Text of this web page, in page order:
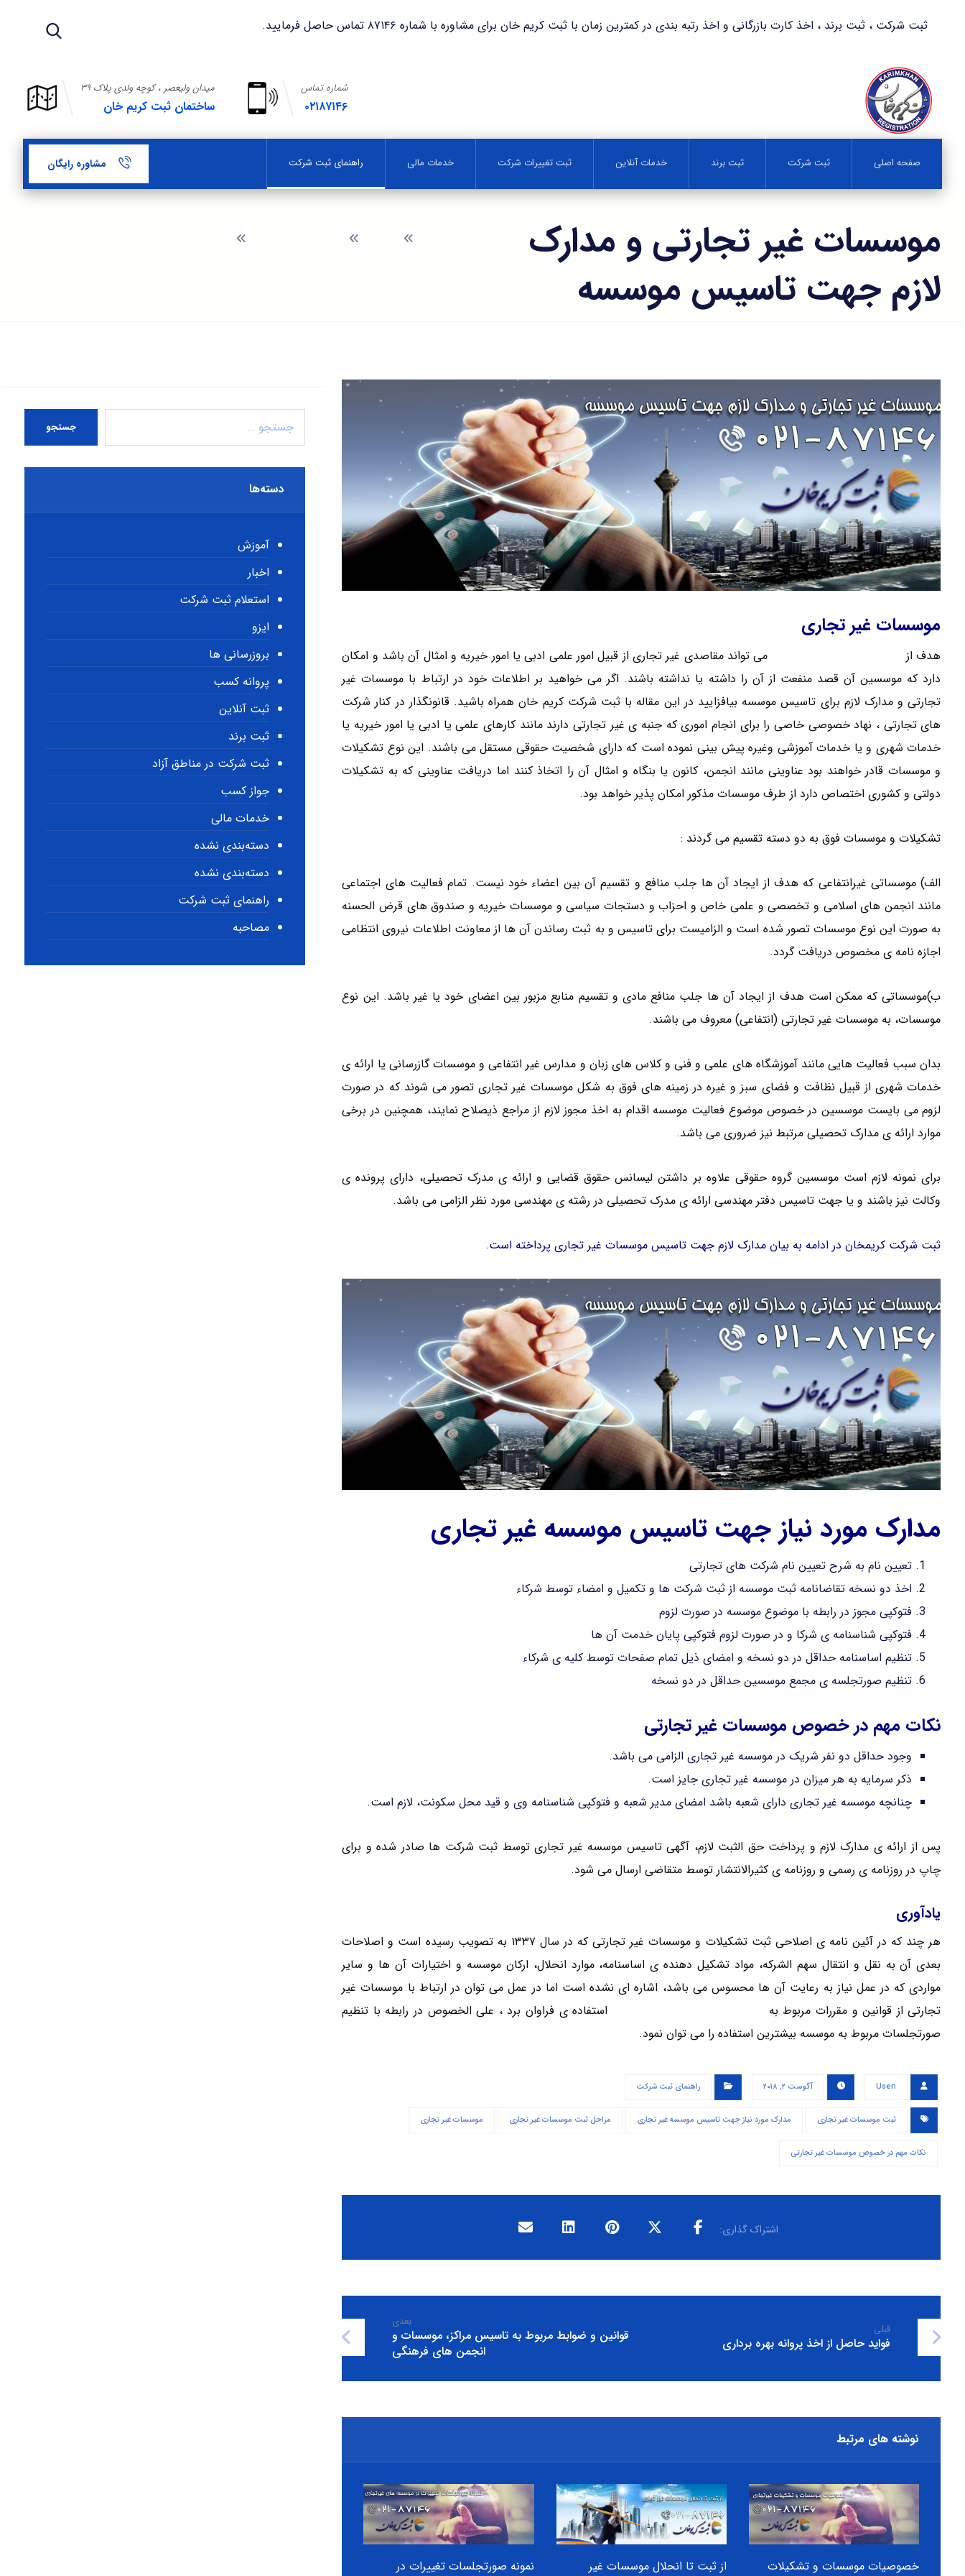
ثبت شرکت ، ثبت برند ، اخذ کارت بازرگانی و اخذ رتبه بندی در کمترین زمان با ثبت کریم خان برای مشاوره با شماره ۸۷۱۴۶ تماس حاصل فرمایید.
میدان ولیعصر ، کوچه ولدی پلاک ۳۹
ساختمان ثبت کریم خان
شماره تماس
۰۲۱۸۷۱۴۶
صفحه اصلی ثبت شرکت ثبت برند خدمات آنلاین ثبت تغییرات شرکت خدمات مالی راهنمای ثبت شرکت مشاوره رایگان
موسسات غیر تجارتی و مدارک
لازم جهت تاسیس موسسه
موسسات غیر تجاری
هدف از
می تواند مقاصدی غیر تجاری از قبیل امور علمی ادبی یا امور خیریه و امثال آن باشد و امکان
دارد که موسسین آن قصد منفعت از آن را داشته یا نداشته باشند. اگر می خواهید بر اطلاعات خود در ارتباط با موسسات غیر
تجارتی و مدارک لازم برای تاسیس موسسه بیافزایید در این مقاله با ثبت شرکت کریم خان همراه باشید. قانونگذار در کنار شرکت
های تجارتی ، نهاد خصوصی خاصی را برای انجام اموری که جنبه ی غیر تجارتی دارند مانند کارهای علمی یا ادبی یا امور خیریه یا
خدمات شهری و یا خدمات آموزشی وغیره پیش بینی نموده است که دارای شخصیت حقوقی مستقل می باشند. این نوع تشکیلات
و موسسات قادر خواهند بود عناوینی مانند انجمن، کانون یا بنگاه و امثال آن را اتخاذ کنند اما دریافت عناوینی که به تشکیلات
دولتی و کشوری اختصاص دارد از طرف موسسات مذکور امکان پذیر خواهد بود.
تشکیلات و موسسات فوق به دو دسته تقسیم می گردند :
الف) موسساتی غیرانتفاعی که هدف از ایجاد آن ها جلب منافع و تقسیم آن بین اعضاء خود نیست. تمام فعالیت های اجتماعی
مانند انجمن های اسلامی و تخصصی و علمی خاص و احزاب و دستجات سیاسی و موسسات خیریه و صندوق های قرض الحسنه
به صورت این نوع موسسات تصور شده است و الزامیست برای تاسیس و به ثبت رساندن آن ها از معاونت اطلاعات نیروی انتظامی
اجازه نامه ی مخصوص دریافت گردد.
ب)موسساتی که ممکن است هدف از ایجاد آن ها جلب منافع مادی و تقسیم منابع مزبور بین اعضای خود یا غیر باشد. این نوع
موسسات، به موسسات غیر تجارتی (انتفاعی) معروف می باشند.
بدان سبب فعالیت هایی مانند آموزشگاه های علمی و فنی و کلاس های زبان و مدارس غیر انتفاعی و موسسات گازرسانی یا ارائه ی
خدمات شهری از قبیل نظافت و فضای سبز و غیره در زمینه های فوق به شکل موسسات غیر تجاری تصور می شوند که در صورت
لزوم می بایست موسسین در خصوص موضوع فعالیت موسسه اقدام به اخذ مجوز لازم از مراجع ذیصلاح نمایند، همچنین در برخی
موارد ارائه ی مدارک تحصیلی مرتبط نیز ضروری می باشد.
برای نمونه لازم است موسسین گروه حقوقی علاوه بر داشتن لیسانس حقوق قضایی و ارائه ی مدرک تحصیلی، دارای پرونده ی
وکالت نیز باشند و یا جهت تاسیس دفتر مهندسی ارائه ی مدرک تحصیلی در رشته ی مهندسی مورد نظر الزامی می باشد.
ثبت شرکت کریمخان در ادامه به بیان مدارک لازم جهت تاسیس موسسات غیر تجاری پرداخته است.
مدارک مورد نیاز جهت تاسیس موسسه غیر تجاری
تعیین نام به شرح تعیین نام شرکت های تجارتی
اخذ دو نسخه تقاضانامه ثبت موسسه از ثبت شرکت ها و تکمیل و امضاء توسط شرکاء
فتوکپی مجوز در رابطه با موضوع موسسه در صورت لزوم
فتوکپی شناسنامه ی شرکا و در صورت لزوم فتوکپی پایان خدمت آن ها
تنظیم اساسنامه حداقل در دو نسخه و امضای ذیل تمام صفحات توسط کلیه ی شرکاء
تنظیم صورتجلسه ی مجمع موسسین حداقل در دو نسخه
نکات مهم در خصوص موسسات غیر تجارتی
وجود حداقل دو نفر شریک در موسسه غیر تجاری الزامی می باشد.
ذکر سرمایه به هر میزان در موسسه غیر تجاری جایز است.
چنانچه موسسه غیر تجاری دارای شعبه باشد امضای مدیر شعبه و فتوکپی شناسنامه وی و قید محل سکونت، لازم است.
پس از ارائه ی مدارک لازم و پرداخت حق الثبت لازم، آگهی تاسیس موسسه غیر تجاری توسط ثبت شرکت ها صادر شده و برای
چاپ در روزنامه ی رسمی و روزنامه ی کثیرالانتشار توسط متقاضی ارسال می شود.
یادآوری
هر چند که در آئین نامه ی اصلاحی ثبت تشکیلات و موسسات غیر تجارتی که در سال ۱۳۳۷ به تصویب رسیده است و اصلاحات
بعدی آن به نقل و انتقال سهم الشرکه، مواد تشکیل دهنده ی اساسنامه، موارد انحلال، ارکان موسسه و اختیارات آن ها و سایر
مواردی که در عمل نیاز به رعایت آن ها محسوس می باشد، اشاره ای نشده است اما در عمل می توان در ارتباط با موسسات غیر
تجارتی از قوانین و مقررات مربوط به
استفاده ی فراوان برد ، علی الخصوص در رابطه با تنظیم
صورتجلسات مربوط به موسسه بیشترین استفاده را می توان نمود.
User۱ آگوست ۲, ۲۰۱۸ راهنمای ثبت شرکت
ثبت موسسات غیر تجاری مدارک مورد نیاز جهت تاسیس موسسه غیر تجاری مراحل ثبت موسسات غیر تجاری موسسات غیر تجاری
نکات مهم در خصوص موسسات غیر تجارتی
قبلی
فواید حاصل از اخذ پروانه بهره برداری
بعدی
قوانین و ضوابط مربوط به تاسیس مراکز، موسسات و
انجمن های فرهنگی
نوشته های مرتبط
خصوصیات موسسات و تشکیلات
از ثبت تا انحلال موسسات غیر
نمونه صورتجلسات تغییرات در
جستجو
دسته‌ها
آموزش
اخبار
استعلام ثبت شرکت
ایزو
بروزرسانی ها
پروانه کسب
ثبت آنلاین
ثبت برند
ثبت شرکت در مناطق آزاد
جواز کسب
خدمات مالی
دسته‌بندی نشده
دسته‌بندی نشده
راهنمای ثبت شرکت
مصاحبه